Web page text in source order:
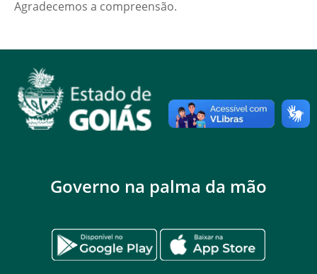
Agradecemos a compreensão.
Governo na palma da mão